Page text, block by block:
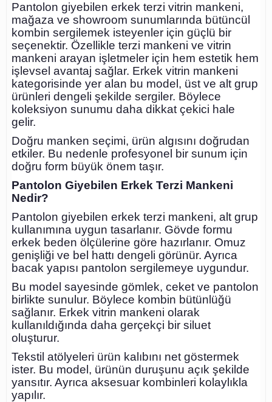
Pantolon giyebilen erkek terzi vitrin mankeni,
mağaza ve showroom sunumlarında bütüncül
kombin sergilemek isteyenler için güçlü bir
seçenektir. Özellikle terzi mankeni ve vitrin
mankeni arayan işletmeler için hem estetik hem
işlevsel avantaj sağlar. Erkek vitrin mankeni
kategorisinde yer alan bu model, üst ve alt grup
ürünleri dengeli şekilde sergiler. Böylece
koleksiyon sunumu daha dikkat çekici hale
gelir.
Doğru manken seçimi, ürün algısını doğrudan
etkiler. Bu nedenle profesyonel bir sunum için
doğru form büyük önem taşır.
Pantolon Giyebilen Erkek Terzi Mankeni
Nedir?
Pantolon giyebilen erkek terzi mankeni, alt grup
kullanımına uygun tasarlanır. Gövde formu
erkek beden ölçülerine göre hazırlanır. Omuz
genişliği ve bel hattı dengeli görünür. Ayrıca
bacak yapısı pantolon sergilemeye uygundur.
Bu model sayesinde gömlek, ceket ve pantolon
birlikte sunulur. Böylece kombin bütünlüğü
sağlanır. Erkek vitrin mankeni olarak
kullanıldığında daha gerçekçi bir siluet
oluşturur.
Tekstil atölyeleri ürün kalıbını net göstermek
ister. Bu model, ürünün duruşunu açık şekilde
yansıtır. Ayrıca aksesuar kombinleri kolaylıkla
yapılır.